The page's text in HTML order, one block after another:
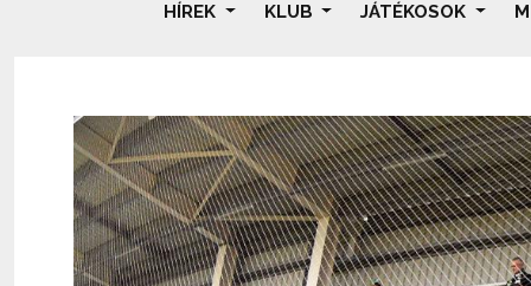
HÍREK KLUB JÁTÉKOSOK